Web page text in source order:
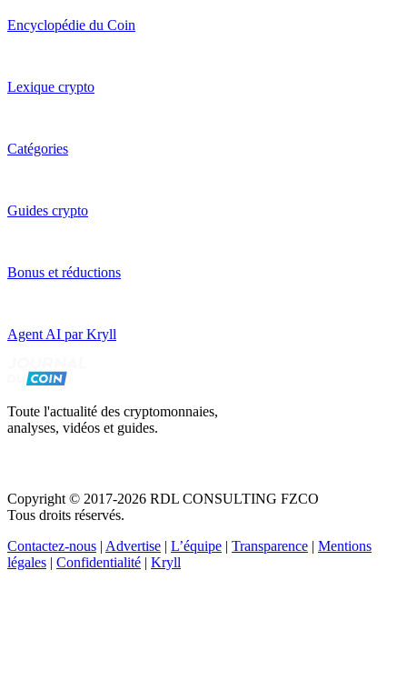
Encyclopédie du Coin
Lexique crypto
Catégories
Guides crypto
Bonus et réductions
Agent AI par Kryll
Toute l'actualité des cryptomonnaies,
analyses, vidéos et guides.
Copyright © 2017-2026 RDL CONSULTING FZCO
Tous droits réservés.
Contactez-nous | Advertise | L’équipe | Transparence | Mentions
légales | Confidentialité | Kryll